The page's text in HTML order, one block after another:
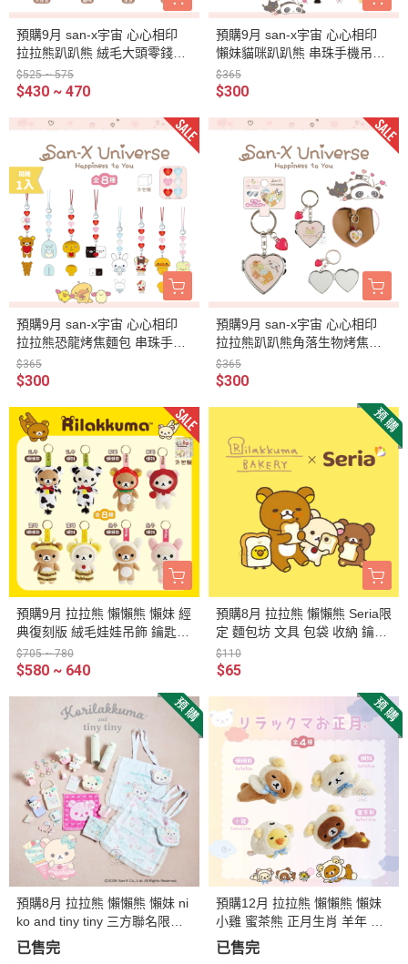
預購9月 san-x宇宙 心心相印
拉拉熊趴趴熊 絨毛大頭零錢包
吊飾 盲抽 全8種 隨機1入
$525 ~ 575
$430 ~ 470
預購9月 san-x宇宙 心心相印
懶妹貓咪趴趴熊 串珠手機吊飾
盲抽 全8種 隨機1入
$365
$300
預購9月 san-x宇宙 心心相印
拉拉熊恐龍烤焦麵包 串珠手機
吊飾 盲抽 全8種 隨機1入
$365
$300
預購9月 san-x宇宙 心心相印
拉拉熊趴趴熊角落生物烤焦麵
包 愛心鏡子 鑰匙圈
$365
$300
預購9月 拉拉熊 懶懶熊 懶妹 經
典復刻版 絨毛娃娃吊飾 鑰匙圈
盲抽 全8款
$705 ~ 780
$580 ~ 640
預購8月 拉拉熊 懶懶熊 Seria限
定 麵包坊 文具 包袋 收納 鑰匙
圈 吊飾 立牌 11選1【8/6截
止】
$110
$65
預購8月 拉拉熊 懶懶熊 懶妹 ni
ko and tiny tiny 三方聯名限定
薄荷冰淇淋 19選1【8/4截止】
已售完
預購12月 拉拉熊 懶懶熊 懶妹
小雞 蜜茶熊 正月生肖 羊年 趴
睡 絨毛手掌玩偶 4選1
已售完